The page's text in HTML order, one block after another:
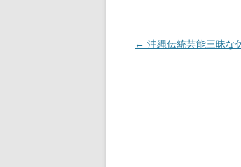
投
← 沖縄伝統芸能三昧な